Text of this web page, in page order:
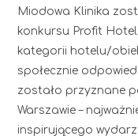
Miodowa Klinika
konkursu Profit
kategorii hotelu/
społecznie
zostało przyznane
Warszawie –
inspirującego